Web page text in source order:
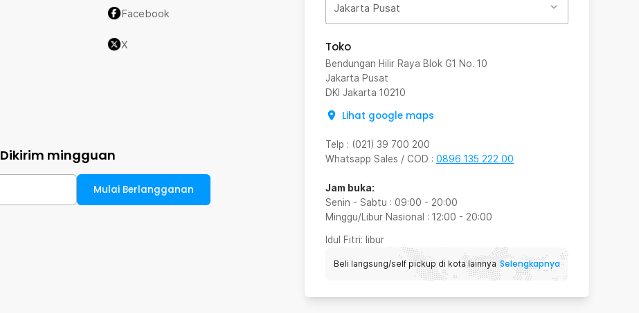
Jakarta Pusat
Toko
Bendungan Hilir Raya Blok G1 No. 10
Jakarta Pusat
DKI Jakarta 10210
Lihat google maps
Telp : (021) 39 700 200
Whatsapp Sales / COD : 0896 135 222 00
Jam buka:
Senin - Sabtu : 09:00 - 20:00
Minggu/Libur Nasional : 12:00 - 20:00
Idul Fitri: libur
Beli langsung/self pickup di kota lainnya Selengkapnya
Facebook
X
Dikirim mingguan
Mulai Berlangganan